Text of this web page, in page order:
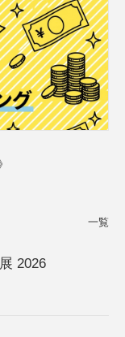
一覧
2026